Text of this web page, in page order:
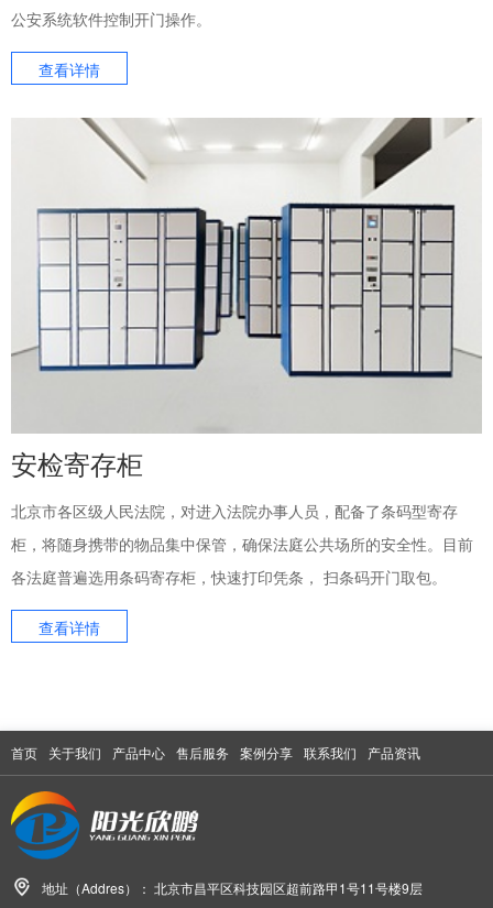
公安系统软件控制开门操作。
查看详情
安检寄存柜
北京市各区级人民法院，对进入法院办事人员，配备了条码型寄存
柜，将随身携带的物品集中保管，确保法庭公共场所的安全性。目前
各法庭普遍选用条码寄存柜，快速打印凭条， 扫条码开门取包。
查看详情
首页 关于我们 产品中心 售后服务 案例分享 联系我们 产品资讯
地址（Addres）： 北京市昌平区科技园区超前路甲1号11号楼9层